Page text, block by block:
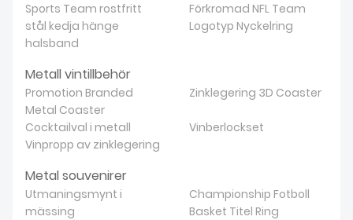
Sports Team rostfritt
stål kedja hänge
halsband
Förkromad NFL Team
Logotyp Nyckelring
Metall vintillbehör
Promotion Branded
Metal Coaster
Zinklegering 3D Coaster
Cocktailval i metall
Vinberlockset
Vinpropp av zinklegering
Metal souvenirer
Utmaningsmynt i
mässing
Championship Fotboll
Basket Titel Ring